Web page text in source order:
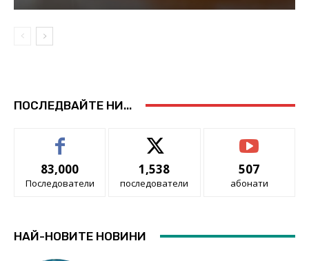
ПОСЛЕДВАЙТЕ НИ...
83,000
Последователи
1,538
последователи
507
абонати
НАЙ-НОВИТЕ НОВИНИ